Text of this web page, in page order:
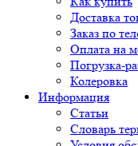
Доставка
Заказ по
Оплата на
Погрузка-
Колеровка
Информация
Статьи
Словарь